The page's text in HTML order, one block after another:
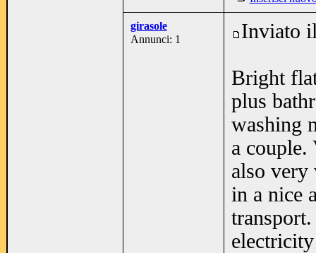
girasole
Annunci: 1
Inviato
Bright
plus
washing
a couple.
also very
in a nice